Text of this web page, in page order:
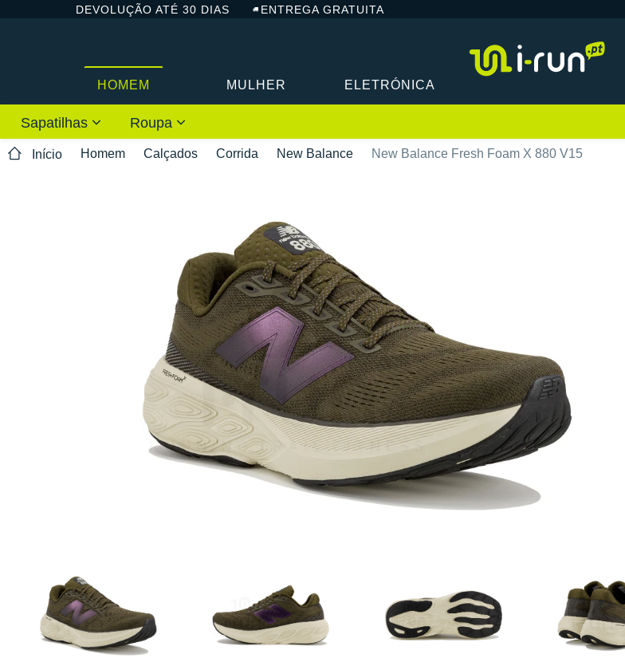
DEVOLUÇÃO ATÉ 30 DIAS ENTREGA GRATUITA
HOMEM MULHER ELETRÓNICA
Sapatilhas Roupa
Início Homem Calçados Corrida New Balance New Balance Fresh Foam X 880 V15